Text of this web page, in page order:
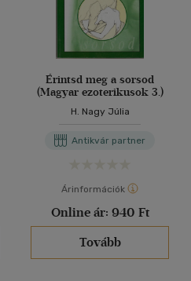
Érintsd meg a sorsod
(Magyar ezoterikusok 3.)
H. Nagy Júlia
Antikvár partner
Árinformációk
Online ár: 940 Ft
Tovább